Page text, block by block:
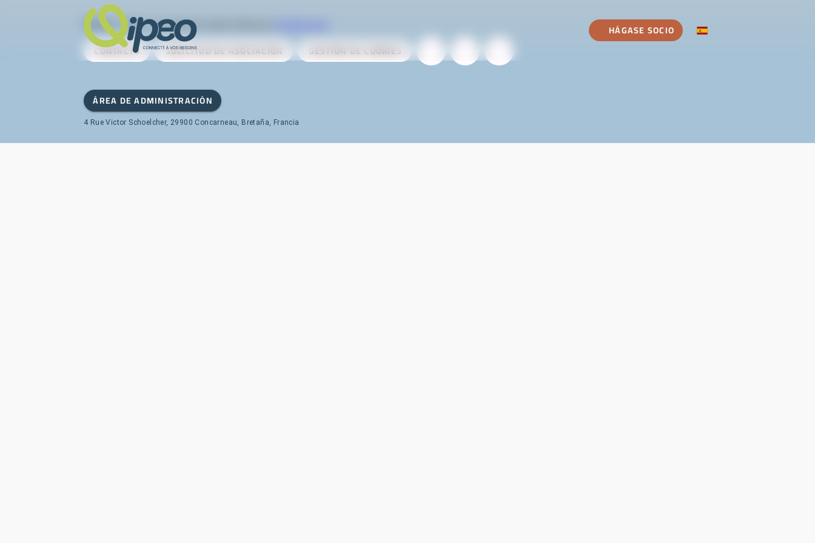
HÁGASE SOCIO
Qipeo © 2025 -Una solución desarrollada por
CONTACTO SOLICITUD DE ASOCIACIÓN GESTIÓN DE COOKIES
ÁREA DE ADMINISTRACIÓN
4 Rue Victor Schoelcher, 29900 Concarneau, Bretaña, Francia